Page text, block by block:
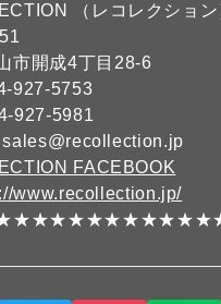
（レコレクション
市開成4丁目28-6
927-5753
927-5981
sales@recollection.jp
FACEBOOK
www.recollection.jp/